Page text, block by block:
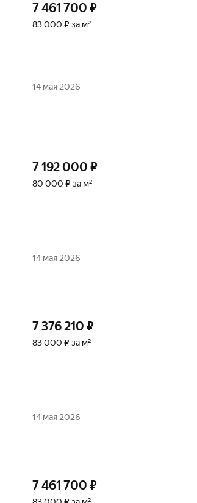
7 461 700 ₽
83 000 ₽ за м²
14 мая 2026
7 192 000 ₽
80 000 ₽ за м²
14 мая 2026
7 376 210 ₽
83 000 ₽ за м²
14 мая 2026
7 461 700 ₽